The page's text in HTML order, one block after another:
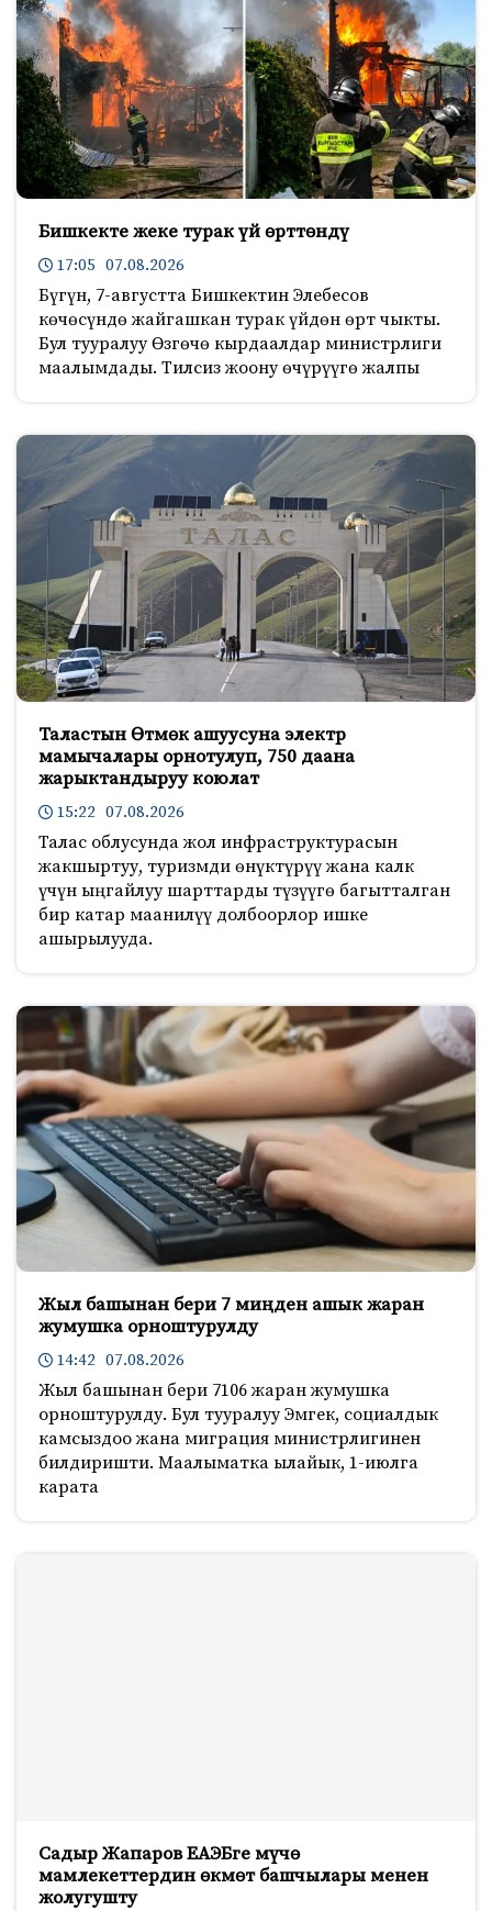
Бишкекте жеке турак үй өрттөндү
17:05 07.08.2026
Бүгүн, 7-августта Бишкектин Элебесов
көчөсүндө жайгашкан турак үйдөн өрт чыкты.
Бул тууралуу Өзгөчө кырдаалдар министрлиги
маалымдады. Тилсиз жоону өчүрүүгө жалпы
Таластын Өтмөк ашуусуна электр
мамычалары орнотулуп, 750 даана
жарыктандыруу коюлат
15:22 07.08.2026
Талас облусунда жол инфраструктурасын
жакшыртуу, туризмди өнүктүрүү жана калк
үчүн ыңгайлуу шарттарды түзүүгө багытталган
бир катар маанилүү долбоорлор ишке
ашырылууда.
Жыл башынан бери 7 миңден ашык жаран
жумушка орноштурулду
14:42 07.08.2026
Жыл башынан бери 7106 жаран жумушка
орноштурулду. Бул тууралуу Эмгек, социалдык
камсыздоо жана миграция министрлигинен
билдиришти. Маалыматка ылайык, 1-июлга
карата
Садыр Жапаров ЕАЭБге мүчө
мамлекеттердин өкмөт башчылары менен
жолугушту